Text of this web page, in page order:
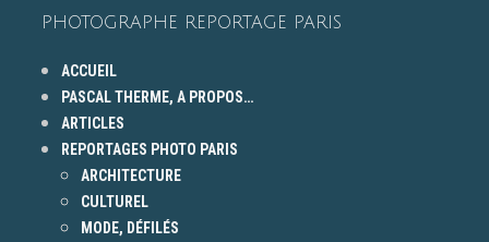
PHOTOGRAPHE REPORTAGE PARIS
ACCUEIL
PASCAL THERME, A PROPOS…
ARTICLES
REPORTAGES PHOTO PARIS
ARCHITECTURE
CULTUREL
MODE, DÉFILÉS